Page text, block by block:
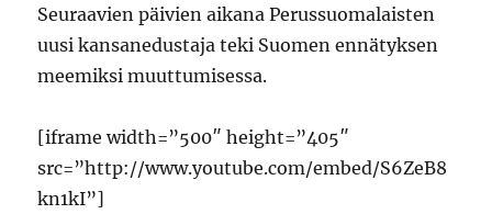
Seuraavien päivien aikana Perussuomalaisten
uusi kansanedustaja teki Suomen ennätyksen
meemiksi muuttumisessa.
[iframe width=”500″ height=”405″
src=”http://www.youtube.com/embed/S6ZeB8
kn1kI”]